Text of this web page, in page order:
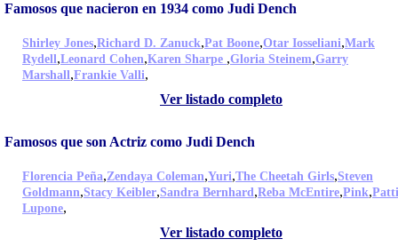
Famosos que nacieron en 1934 como Judi Dench
Shirley Jones,Richard D. Zanuck,Pat Boone,Otar Iosseliani,Mark
Rydell,Leonard Cohen,Karen Sharpe ,Gloria Steinem,Garry
Marshall,Frankie Valli,
Ver listado completo
Famosos que son Actriz como Judi Dench
Florencia Peña,Zendaya Coleman,Yuri,The Cheetah Girls,Steven
Goldmann,Stacy Keibler,Sandra Bernhard,Reba McEntire,Pink,Patti
Lupone,
Ver listado completo